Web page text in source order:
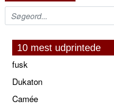
10 mest udprintede
fusk
Dukaton
Camée